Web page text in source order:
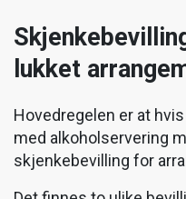
lukket
Hovedregelen er at
med alkoholservering
skjenkebevilling for